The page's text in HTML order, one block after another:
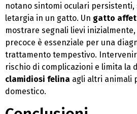
notano sintomi oculari
letargia in un gatto. Un gatto
mostrare segnali lievi
precoce è essenziale per una
trattamento tempestivo.
rischio di complicazioni e limita la
clamidiosi felina agli altri animali
domestico.